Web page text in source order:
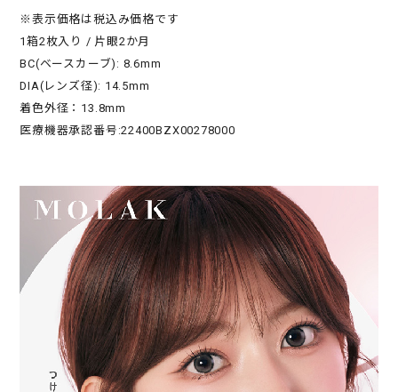
※表示価格は税込み価格です
1箱2枚入り / 片眼2か月
BC(ベースカーブ): 8.6mm
DIA(レンズ径): 14.5mm
着色外径：13.8mm
医療機器承認番号:22400BZX00278000